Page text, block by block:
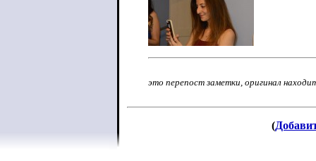
это перепост заметки, оригинал
(